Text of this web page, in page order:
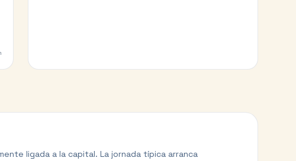
ligada a la capital. La jornada típica arranca